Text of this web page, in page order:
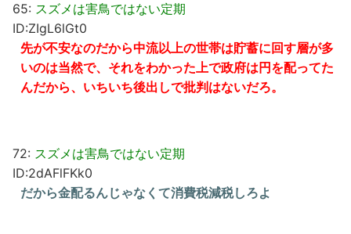
65: スズメは害鳥ではない定期
ID:ZIgL6lGt0
先が不安なのだから中流以上の世帯は貯蓄に回す層が多
いのは当然で、それをわかった上で政府は円を配ってた
んだから、いちいち後出しで批判はないだろ。
72: スズメは害鳥ではない定期
ID:2dAFlFKk0
だから金配るんじゃなくて消費税減税しろよ